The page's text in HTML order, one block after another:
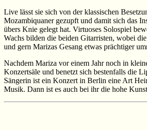
Live lässt sie sich von der klassischen
Mozambiquaner gezupft und damit sich das
übers Knie gelegt hat. Virtuoses Solospiel
Wachs bilden die beiden Gitarristen, wobei
und gern Marizas Gesang etwas prächtiger
Nachdem Mariza vor einem Jahr noch in
Konzertsäle und benetzt sich bestenfalls die
Sängerin ist ein Konzert in Berlin eine Art
Musik. Dann ist es auch bei ihr die hohe